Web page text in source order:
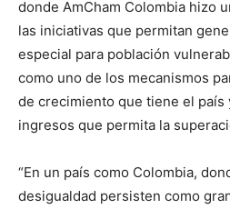
donde AmCham Colombia hizo
las iniciativas que permitan
especial para población
como uno de los mecanismos
de crecimiento que tiene el país
ingresos que permita la
“En un país como Colombia,
desigualdad persisten como